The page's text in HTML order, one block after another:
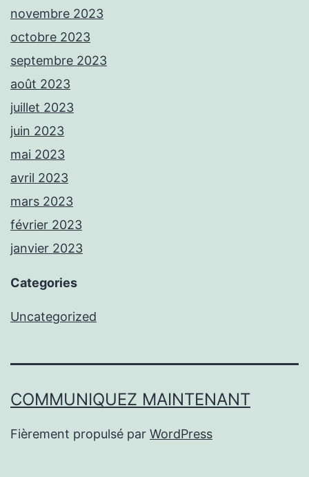
novembre 2023
octobre 2023
septembre 2023
août 2023
juillet 2023
juin 2023
mai 2023
avril 2023
mars 2023
février 2023
janvier 2023
Categories
Uncategorized
COMMUNIQUEZ MAINTENANT
Fièrement propulsé par WordPress